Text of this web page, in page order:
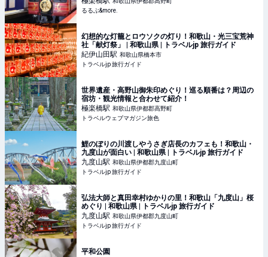
るるぶ&more.
幻想的な灯籠とロウソクの灯り！和歌山・光三宝荒神
社「献灯祭」 | 和歌山県 | トラベルjp 旅行ガイド
紀伊山田駅 和歌山県橋本市
トラベルjp 旅行ガイド
世界遺産・高野山御朱印めぐり！巡る順番は？周辺の
宿坊・観光情報と合わせて紹介！
極楽橋駅 和歌山県伊都郡高野町
トラベルウェブマガジン旅色
鯉のぼりの川渡しやうさぎ店長のカフェも！和歌山・
九度山が面白い | 和歌山県 | トラベルjp 旅行ガイド
九度山駅 和歌山県伊都郡九度山町
トラベルjp 旅行ガイド
弘法大師と真田幸村ゆかりの里！和歌山「九度山」桜
めぐり | 和歌山県 | トラベルjp 旅行ガイド
九度山駅 和歌山県伊都郡九度山町
トラベルjp 旅行ガイド
平和公園